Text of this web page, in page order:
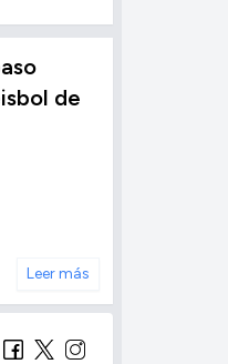
de
Leer más